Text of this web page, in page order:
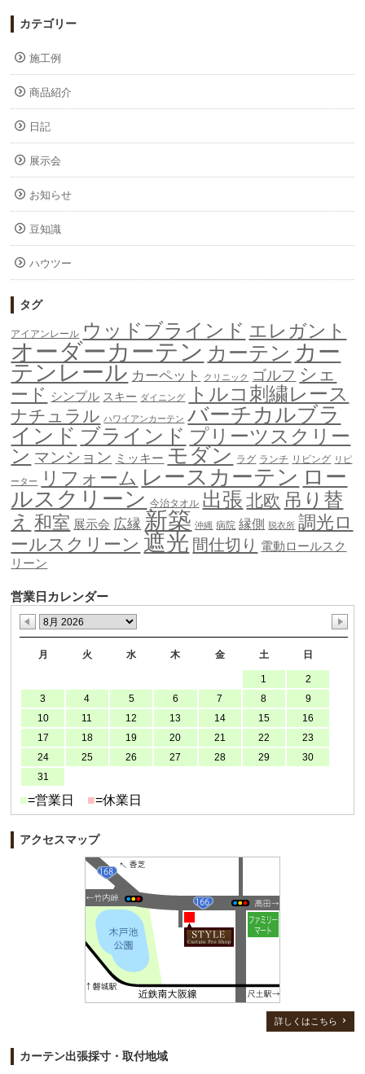
カテゴリー
施工例
商品紹介
日記
展示会
お知らせ
豆知識
ハウツー
タグ
アイアンレール ウッドブラインド エレガント
オーダーカーテン カーテン カー
テンレール カーペット クリニック ゴルフ シェ
ード シンプル スキー ダイニング トルコ刺繍レース
ナチュラル ハワイアンカーテン バーチカルブラ
インド ブラインド プリーツスクリー
ン マンション ミッキー モダン ラグ ランチ リビング リピ
ーター リフォーム レースカーテン ロー
ルスクリーン 今治タオル 出張 北欧 吊り替
え 和室 展示会 広縁 新築 沖縄 病院 縁側 脱衣所 調光ロ
ールスクリーン 遮光 間仕切り 電動ロールスク
リーン
営業日カレンダー
月 火 水 木 金 土 日
1
2
3
4 5 6 7 8
9
10
11 12 13 14 15
16
17
18 19 20 21 22
23
24
25 26 27 28 29
30
31
■=営業日 ■=休業日
アクセスマップ
詳しくはこちら
カーテン出張採寸・取付地域